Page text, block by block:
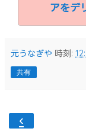
アをデ
元うなぎや 時刻:
共有
‹